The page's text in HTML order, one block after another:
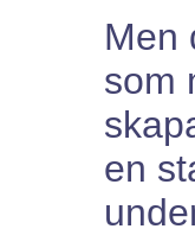
Men
som
en